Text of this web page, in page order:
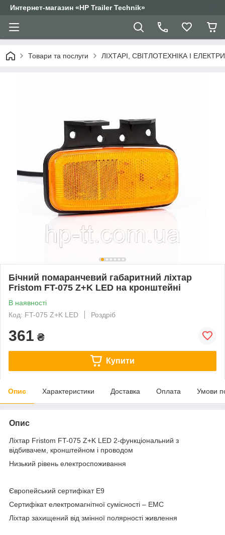
Интернет-магазин «HP Trailer Technik»
Товари та послуги ЛІХТАРІ, СВІТЛОТЕХНІКА І
Бічний помаранчевий габаритний ліхтар
Fristom FT-075 Z+K LED на кронштейні
В наявності
Код: FT-075 Z+K LED
Роздріб
361 ₴
Купити
Опис Характеристики Доставка Оплата Умови
Опис
Ліхтар Fristom FT-075 Z+K LED 2-функціональний з
відбивачем, кронштейном і проводом
Низький рівень електроспоживання
Європейський сертифікат E9
Сертифікат електромагнітної сумісності – EMC
Ліхтар захищений від змінної полярності живлення